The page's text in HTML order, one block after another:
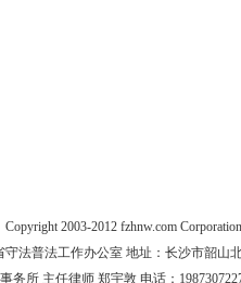
Copyright 2003-2012 fzhnw.com
法普法工作办公室 地址：长沙市韶山
所 主任律师 郑宇敦 电话：